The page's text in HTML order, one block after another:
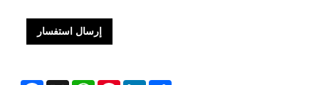
إرسال استفسار